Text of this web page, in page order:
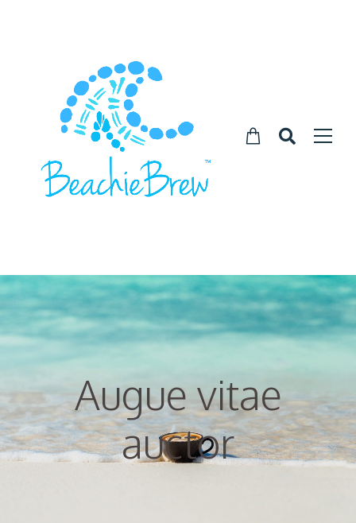
Augue vitae
auctor